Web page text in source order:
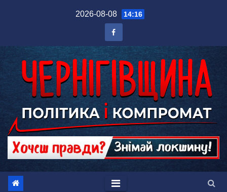
2026-08-08 14:16